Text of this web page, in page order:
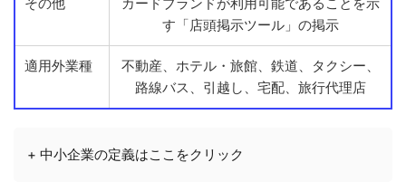
その他
カードブランドが利用可能であることを示
す「店頭掲示ツール」の掲示
適用外業種
不動産、ホテル・旅館、鉄道、タクシー、
路線バス、引越し、宅配、旅行代理店
+ 中小企業の定義はここをクリック